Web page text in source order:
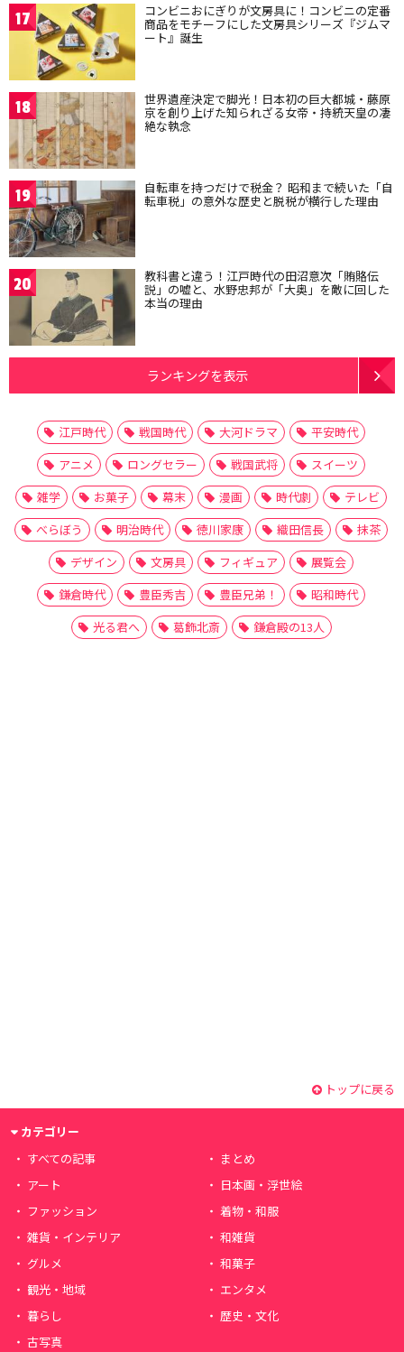
17 コンビニおにぎりが文房具に！コンビニの定番
商品をモチーフにした文房具シリーズ『ジムマ
ート』誕生
18 世界遺産決定で脚光！日本初の巨大都城・藤原
京を創り上げた知られざる女帝・持統天皇の凄
絶な執念
19 自転車を持つだけで税金？ 昭和まで続いた「自
転車税」の意外な歴史と脱税が横行した理由
20 教科書と違う！江戸時代の田沼意次「賄賂伝
説」の嘘と、水野忠邦が「大奥」を敵に回した
本当の理由
ランキングを表示
江戸時代 戦国時代 大河ドラマ
平安時代
アニメ
ロングセラー 戦国武将
スイーツ
雑学
お菓子 幕末 漫画 時代劇
テレビ
べらぼう
明治時代 徳川家康 織田信長
抹茶
デザイン
文房具 フィギュア
展覧会
鎌倉時代
豊臣秀吉 豊臣兄弟！
昭和時代
光る君へ
葛飾北斎 鎌倉殿の13人
トップに戻る
カテゴリー
すべての記事
まとめ
アート
日本画・浮世絵
ファッション
着物・和服
雑貨・インテリア
和雑貨
グルメ
和菓子
観光・地域
エンタメ
暮らし
歴史・文化
古写真